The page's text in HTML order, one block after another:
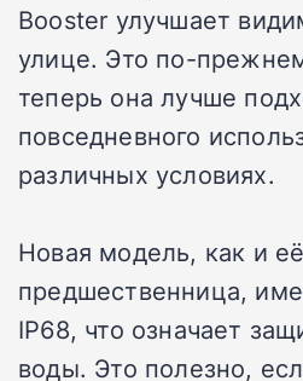
Booster улучшает
улице. Это по-
теперь она лучше
повседневного
различных условиях.
Новая модель, как и её
предшественница,
IP68, что означает
воды. Это полезно,